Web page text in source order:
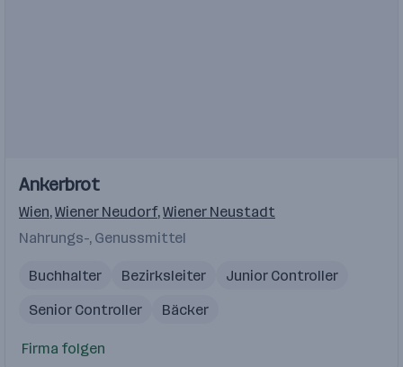
Einblicke
Ankerbrot
Wien,Wiener Neudorf,Wiener Neustadt
Nahrungs-, Genussmittel
Buchhalter Bezirksleiter
Junior Controller
Senior Controller
Bäcker
Firma folgen